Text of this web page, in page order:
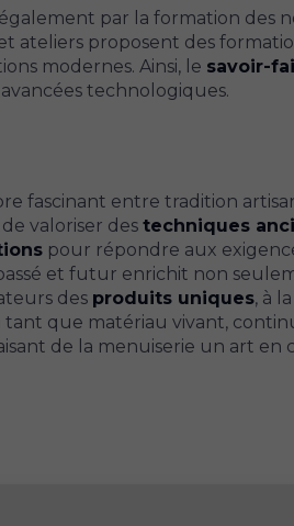
par la formation des
ateliers proposent des
modernes. Ainsi, le savoir-
technologiques.
fascinant entre tradition
valoriser destechniques
pour répondre aux
et futur enrichit non
des produits uniques, à
tant que matériau vivant,
de la menuiserie un art en